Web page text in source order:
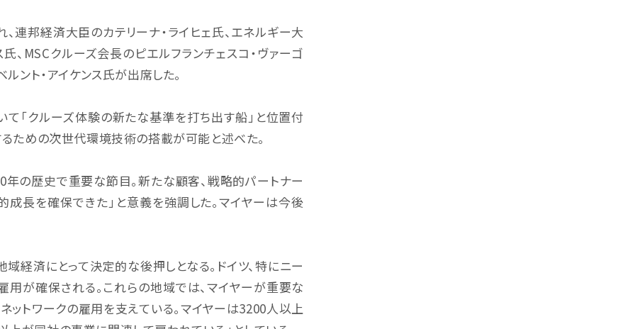
連邦経済大臣のカテリーナ・ライヒェ氏、エネルギー大
、MSCクルーズ会長のピエルフランチェスコ・ヴァーゴ
ント・アイケンス氏が出席した。
て「クルーズ体験の新たな基準を打ち出す船」と位置付
ための次世代環境技術の搭載が可能と述べた。
年の歴史で重要な節目。新たな顧客、戦略的パートナー
長を確保できた」と意義を強調した。マイヤーは今後
経済にとって決定的な後押しとなる。ドイツ、特にニー
が確保される。これらの地域では、マイヤーが重要な
ットワークの雇用を支えている。マイヤーは3200人以上